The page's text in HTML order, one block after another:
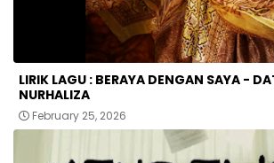
LIRIK LAGU : BERAYA DENGAN SAYA -
NURHALIZA
February 25, 2026